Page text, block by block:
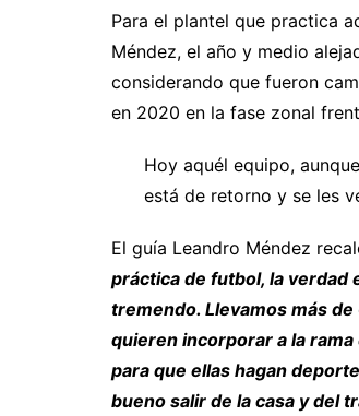
Para el plantel que practica
Méndez, el año y medio
considerando que fueron
en 2020 en la fase zonal
Hoy aquél equipo,
está de retorno y se les
El guía Leandro Méndez
práctica de futbol, la verdad
tremendo. Llevamos más
quieren incorporar a la
para que ellas hagan
bueno salir de la casa y del